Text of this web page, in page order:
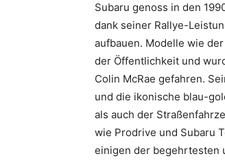
Subaru genoss in den
dank seiner Rallye-
aufbauen. Modelle wie
der Öffentlichkeit und
Colin McRae gefahren.
und die ikonische blau-
als auch der
wie Prodrive und Subaru
einigen der begehrtesten